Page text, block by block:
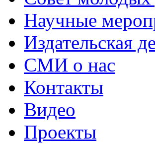
Научные
Издательская
СМИ о нас
Контакты
Видео
Проекты